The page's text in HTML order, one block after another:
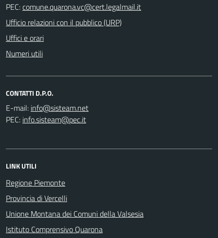
PEC:
Ufficio relazioni con il pubblico (URP)
Uffici e orari
Numeri utili
CONTATTI D.P.O.
E-mail:
PEC:
LINK UTILI
Regione Piemonte
Provincia di Vercelli
Unione Montana dei Comuni della Valsesia
Istituto Comprensivo Quarona